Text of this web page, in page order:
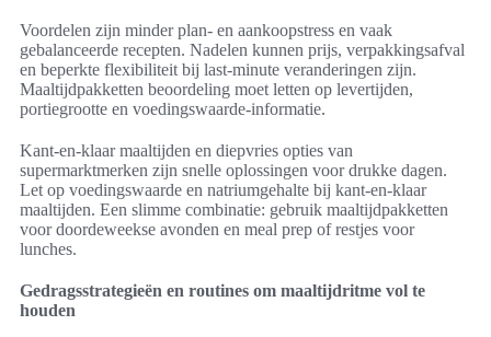
Voordelen zijn minder plan- en aankoopstress en vaak
gebalanceerde recepten. Nadelen kunnen prijs, verpakkingsafval
en beperkte flexibiliteit bij last-minute veranderingen zijn.
Maaltijdpakketten beoordeling moet letten op levertijden,
portiegrootte en voedingswaarde-informatie.
Kant-en-klaar maaltijden en diepvries opties van
supermarktmerken zijn snelle oplossingen voor drukke dagen.
Let op voedingswaarde en natriumgehalte bij kant-en-klaar
maaltijden. Een slimme combinatie: gebruik maaltijdpakketten
voor doordeweekse avonden en meal prep of restjes voor
lunches.
Gedragsstrategieën en routines om maaltijdritme vol te
houden